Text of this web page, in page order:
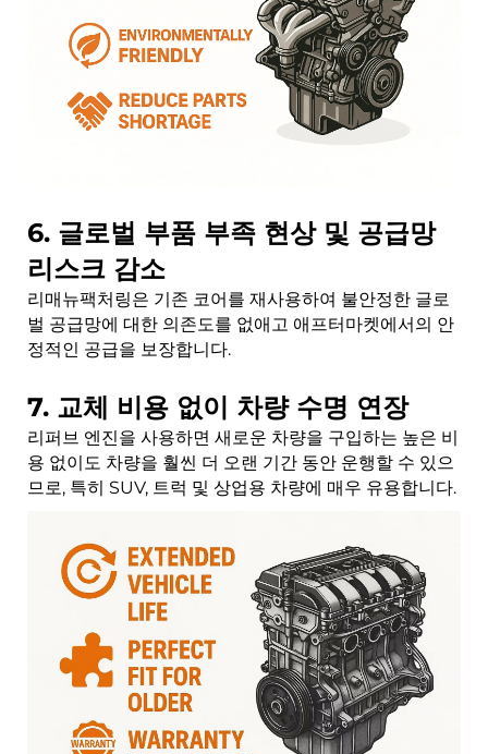
6. 글로벌 부품 부족 현상 및 공급망
리스크 감소
리매뉴팩처링은 기존 코어를 재사용하여 불안정한 글로
벌 공급망에 대한 의존도를 없애고 애프터마켓에서의 안
정적인 공급을 보장합니다.
7. 교체 비용 없이 차량 수명 연장
리퍼브 엔진을 사용하면 새로운 차량을 구입하는 높은 비
용 없이도 차량을 훨씬 더 오랜 기간 동안 운행할 수 있으
므로, 특히 SUV, 트럭 및 상업용 차량에 매우 유용합니다.